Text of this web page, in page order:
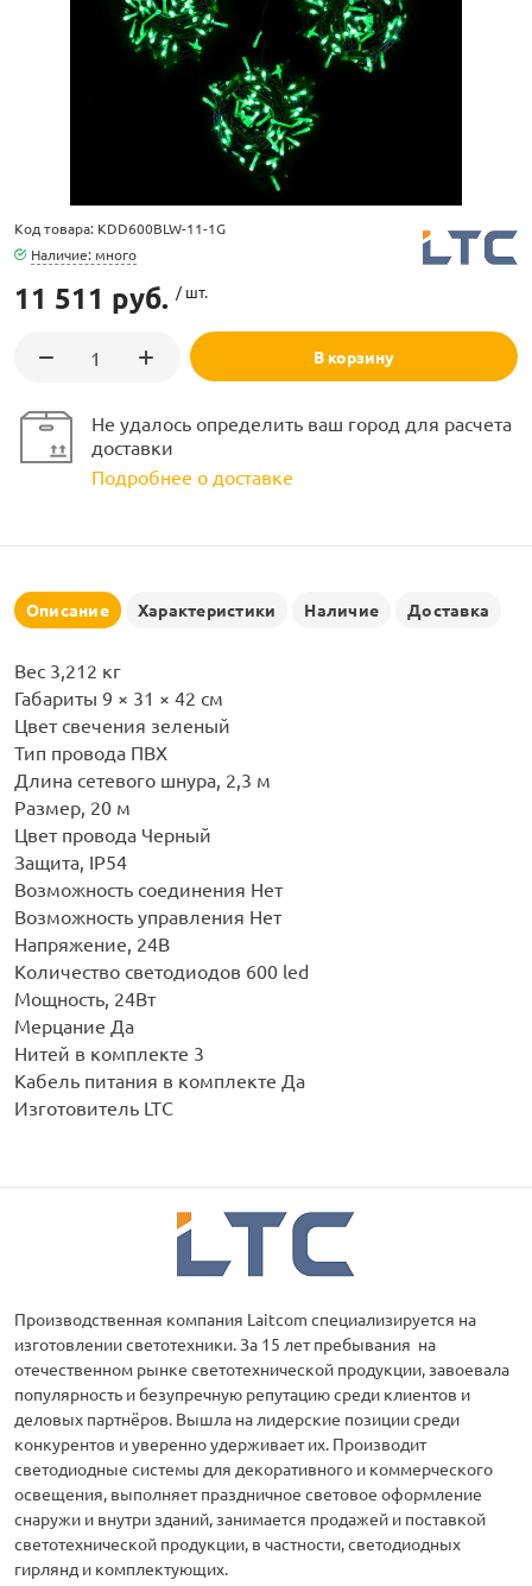
Код товара: KDD600BLW-11-1G
Наличие: много
11 511 руб. / шт.
В корзину
Не удалось определить ваш город для расчета
доставки
Подробнее о доставке
Описание Характеристики Наличие Доставка
Вес 3,212 кг
Габариты 9 × 31 × 42 см
Цвет свечения зеленый
Тип провода ПВХ
Длина сетевого шнура, 2,3 м
Размер, 20 м
Цвет провода Черный
Защита, IP54
Возможность соединения Нет
Возможность управления Нет
Напряжение, 24В
Количество светодиодов 600 led
Мощность, 24Вт
Мерцание Да
Нитей в комплекте 3
Кабель питания в комплекте Да
Изготовитель LTC
Производственная компания Laitcom специализируется на
изготовлении светотехники. За 15 лет пребывания на
отечественном рынке светотехнической продукции, завоевала
популярность и безупречную репутацию среди клиентов и
деловых партнёров. Вышла на лидерские позиции среди
конкурентов и уверенно удерживает их. Производит
светодиодные системы для декоративного и коммерческого
освещения, выполняет праздничное световое оформление
снаружи и внутри зданий, занимается продажей и поставкой
светотехнической продукции, в частности, светодиодных
гирлянд и комплектующих.